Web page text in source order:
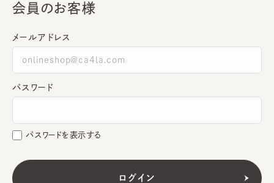
会員のお客様
メールアドレス
パスワード
パスワードを表示する